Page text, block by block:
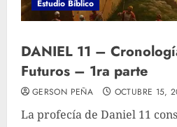
Estudio Bíblico
DANIEL 11 –
Futuros – 1ra parte
GERSON PEÑA OCTUBRE 15,
La profecía de Daniel 11